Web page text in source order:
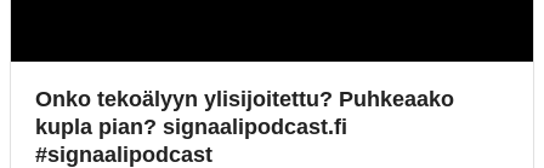
Onko tekoälyyn ylisijoitettu? Puhkeaako
kupla pian? signaalipodcast.fi
#signaalipodcast